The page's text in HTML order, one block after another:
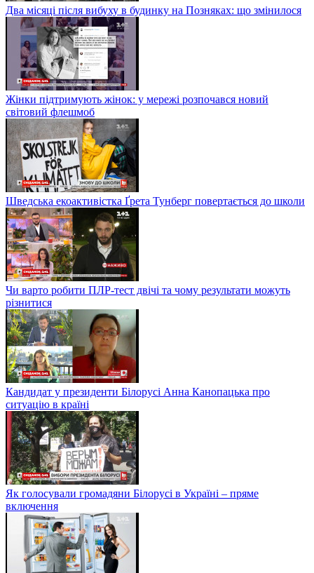
Два місяці після вибуху в будинку на Позняках: що змінилося
Жінки підтримують жінок: у мережі розпочався новий
світовий флешмоб
Шведська екоактивістка Ґрета Тунберг повертається до школи
Чи варто робити ПЛР-тест двічі та чому результати можуть
різнитися
Кандидат у президенти Білорусі Анна Канопацька про
ситуацію в країні
Як голосували громадяни Білорусі в Україні – пряме
включення